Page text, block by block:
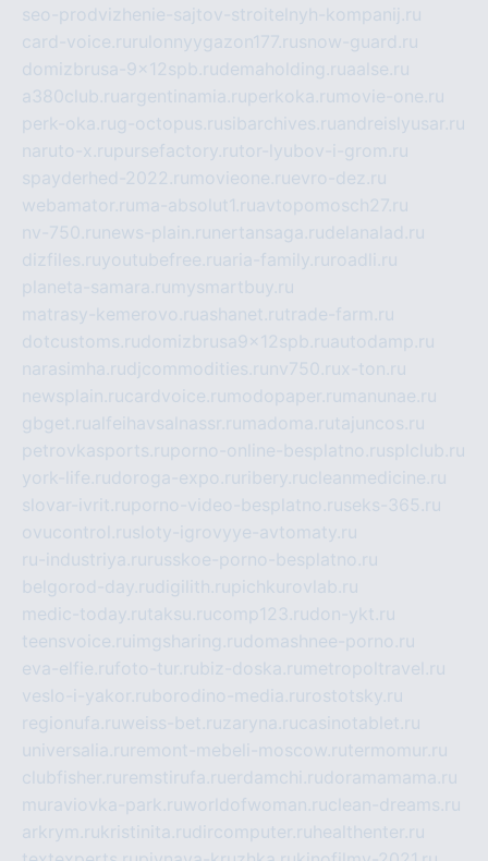
seo-prodvizhenie-sajtov-stroitelnyh-kompanij.ru
card-voice.ru rulonnyygazon177.rusnow-guard.ru
domizbrusa-9x12spb.rudemaholding.ruaalse.ru
a380club.ruargentinamia.ruperkoka.ru movie-one.ru
perk-oka.rug-octopus.rusibarchives.ruandreislyusar.ru
naruto-x.rupursefactory.rutor-lyubov-i-grom.ru
spayderhed-2022.ru movieone.ruevro-dez.ru
webamator.ru ma-absolut1.ruavtopomosch27.ru
nv-750.ru news-plain.ru nertansaga.rudelanalad.ru
dizfiles.ruyoutubefree.ruaria-family.ru roadli.ru
planeta-samara.ru mysmartbuy.ru
matrasy-kemerovo.ruashanet.rutrade-farm.ru
dotcustoms.rudomizbrusa9x12spb.ruautodamp.ru
narasimha.rudjcommodities.ru nv750.rux-ton.ru
newsplain.rucardvoice.ru modopaper.ru manunae.ru
gbget.rualfeihavsalnassr.ru madoma.rutajuncos.ru
petrovkasports.ruporno-online-besplatno.rusplclub.ru
york-life.rudoroga-expo.ru ribery.rucleanmedicine.ru
slovar-ivrit.ruporno-video-besplatno.ruseks-365.ru
ovucontrol.rusloty-igrovyye-avtomaty.ru
ru-industriya.ru russkoe-porno-besplatno.ru
belgorod-day.rudigilith.rupichkurovlab.ru
medic-today.rutaksu.rucomp123.rudon-ykt.ru
teensvoice.ru imgsharing.rudomashnee-porno.ru
eva-elfie.rufoto-tur.rubiz-doska.ru metropoltravel.ru
veslo-i-yakor.ruborodino-media.ru rostotsky.ru
regionufa.ruweiss-bet.ruzaryna.rucasinotablet.ru
universalia.ru remont-mebeli-moscow.rutermomur.ru
clubfisher.ru remstirufa.ruerdamchi.rudoramamama.ru
muraviovka-park.ruworldofwoman.ruclean-dreams.ru
arkrym.rukristinita.rudircomputer.ru healthenter.ru